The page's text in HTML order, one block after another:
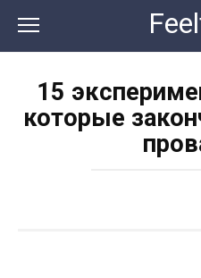
контенту
15
которые